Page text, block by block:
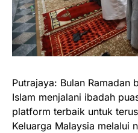
Putrajaya: Bulan Ramadan
Islam menjalani ibadah
platform terbaik untuk
Keluarga Malaysia melalui